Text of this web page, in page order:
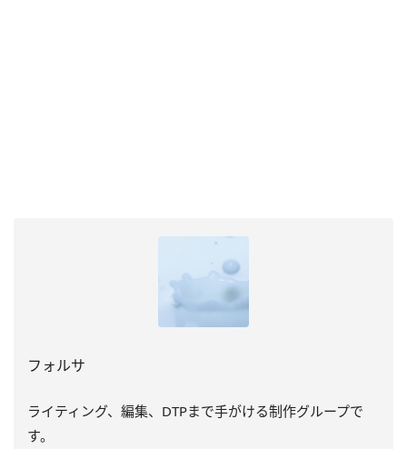
フォルサ
ライティング、編集、DTPまで手がける制作グループで
す。